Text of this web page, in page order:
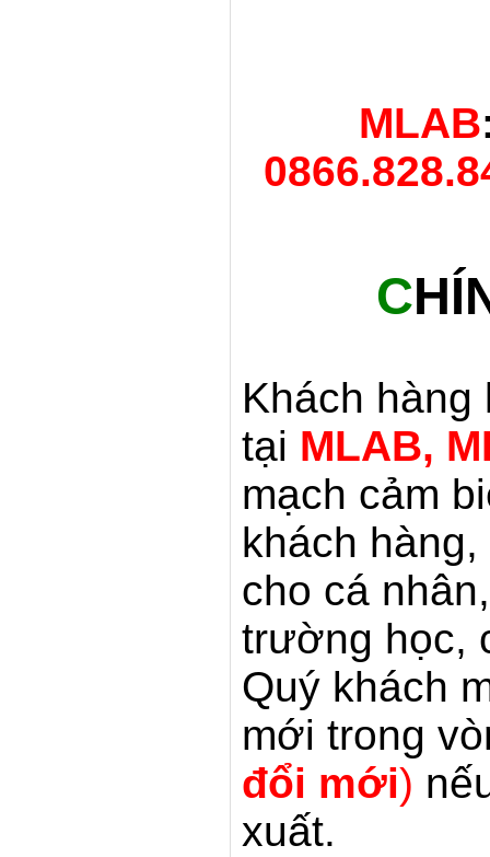
MLAB
C
Khách hàng
tại MLAB,
mạch cảm
khách
cho cá
trường học,
Quý khách
mới trong
đổi mới)
xuất.